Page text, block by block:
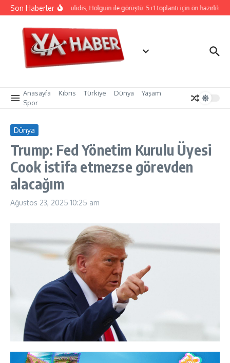
İçeriğe atla
Son HaberlerHristodulidis, Holguin ile görüştü: 5+1 toplantı için ön hazırlık
Anasayfa Kıbrıs Türkiye Dünya
Yaşam
Spor
Dünya
Trump: Fed Yönetim Kurulu Üyesi
Cook istifa etmezse görevden
alacağım
Ağustos 23, 2025 10:25 am